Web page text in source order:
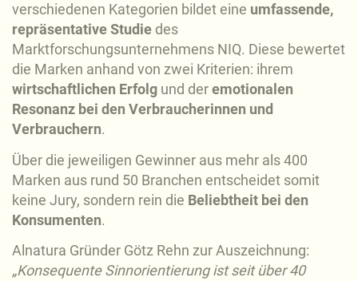
verschiedenen Kategorien bildet eine umfassende,
repräsentative Studie des
Marktforschungsunternehmens NIQ. Diese bewertet
die Marken anhand von zwei Kriterien: ihrem
wirtschaftlichen Erfolg und deremotionalen
Resonanz bei den Verbraucherinnen und
Verbrauchern.
Über die jeweiligen Gewinner aus mehr als 400
Marken aus rund 50 Branchen entscheidet somit
keine Jury, sondern rein die Beliebtheit bei den
Konsumenten.
Alnatura Gründer Götz Rehn zur Auszeichnung:
„Konsequente Sinnorientierung ist seit über 40